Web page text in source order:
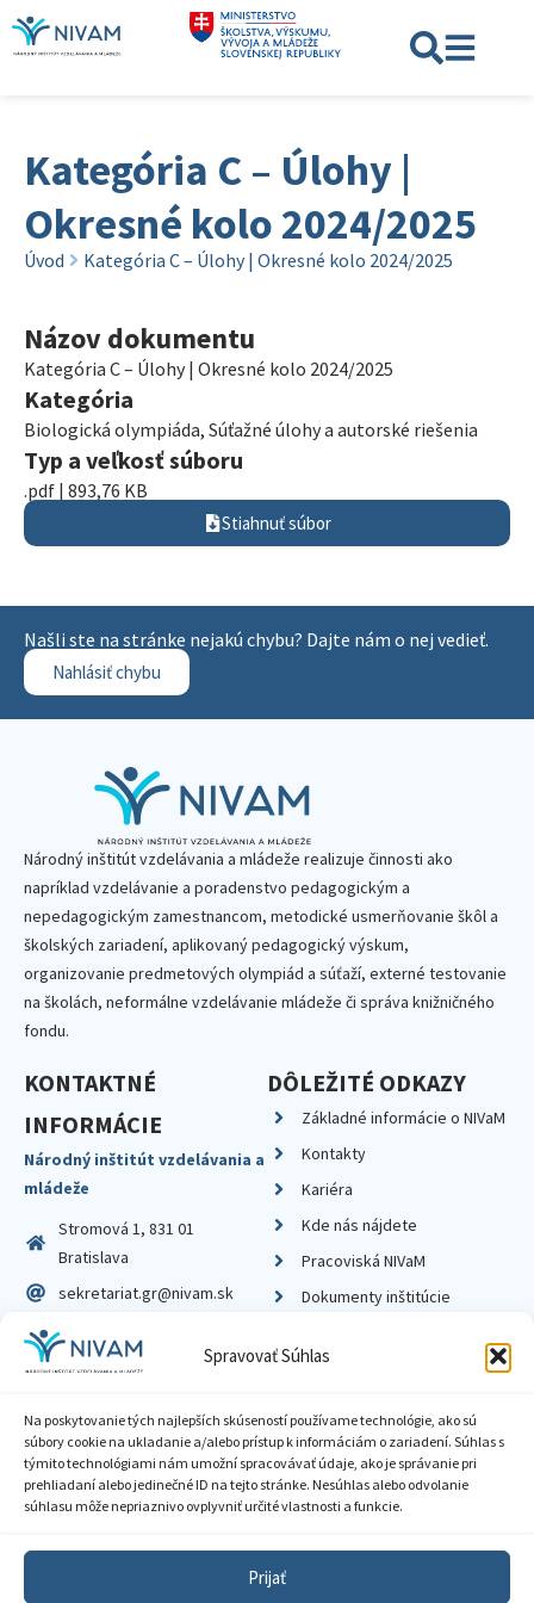
Spravovať Súhlas
Na poskytovanie tých najlepších skúseností používame technológie, ako sú
súbory cookie na ukladanie a/alebo prístup k informáciám o zariadení. Súhlas s
týmito technológiami nám umožní spracovávať údaje, ako je správanie pri
prehliadaní alebo jedinečné ID na tejto stránke. Nesúhlas alebo odvolanie
súhlasu môže nepriaznivo ovplyvniť určité vlastnosti a funkcie.
Prijať
Kategória C – Úlohy |
Okresné kolo 2024/2025
Úvod Kategória C – Úlohy | Okresné kolo 2024/2025
Názov dokumentu
Kategória C – Úlohy | Okresné kolo 2024/2025
Kategória
Biologická olympiáda, Súťažné úlohy a autorské riešenia
Typ a veľkosť súboru
.pdf | 893,76 KB
Stiahnuť súbor
Našli ste na stránke nejakú chybu? Dajte nám o nej vedieť.
Nahlásiť chybu
Národný inštitút vzdelávania a mládeže realizuje činnosti ako
napríklad vzdelávanie a poradenstvo pedagogickým a
nepedagogickým zamestnancom, metodické usmerňovanie škôl a
školských zariadení, aplikovaný pedagogický výskum,
organizovanie predmetových olympiád a súťaží, externé testovanie
na školách, neformálne vzdelávanie mládeže či správa knižničného
fondu.
KONTAKTNÉ
INFORMÁCIE
Národný inštitút vzdelávania a
mládeže
Stromová 1, 831 01
Bratislava
sekretariat.gr@nivam.sk
IČO: 00164348
DIČ: 2020798714
DÔLEŽITÉ ODKAZY
Základné informácie o NIVaM
Kontakty
Kariéra
Kde nás nájdete
Pracoviská NIVaM
Dokumenty inštitúcie
Zásady ochrany súkromia
Sprístupnenie informácií